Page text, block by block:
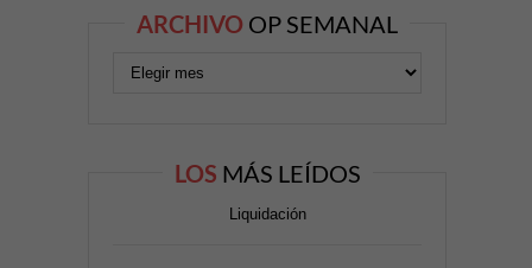
ARCHIVO OP SEMANAL
LOS MÁS LEÍDOS
Liquidación